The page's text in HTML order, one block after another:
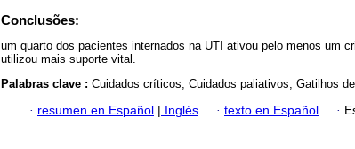
Conclusões:
um quarto dos pacientes internados na UTI ativou pelo menos um
utilizou mais suporte vital.
Palabras clave : Cuidados críticos; Cuidados paliativos; Gatilhos
· resumen en Español Inglés · texto en Español ·